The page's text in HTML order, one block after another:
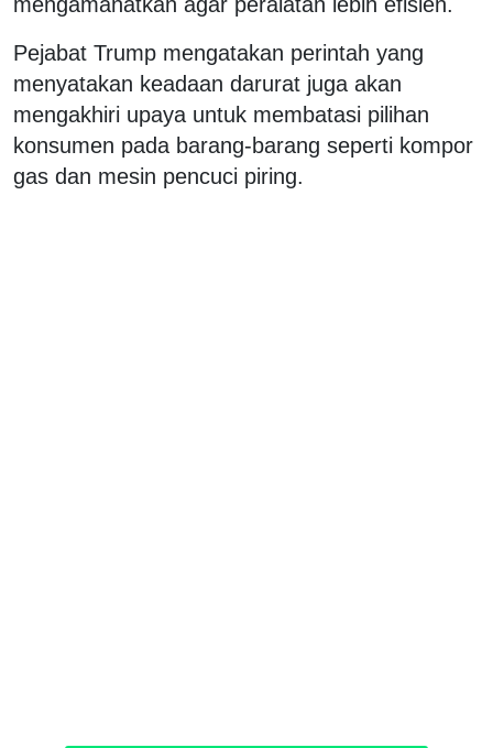
Pejabat Trump mengatakan perintah yang
menyatakan keadaan darurat juga akan
mengakhiri upaya untuk membatasi pilihan
konsumen pada barang-barang seperti kompor
gas dan mesin pencuci piring.